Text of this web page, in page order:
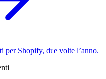
per Shopify, due volte l’anno.